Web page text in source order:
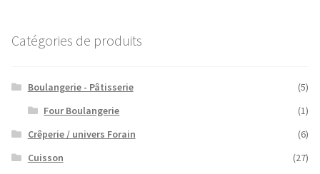
Catégories de produits
Boulangerie - Pâtisserie
(5)
Four Boulangerie
(1)
Crêperie / univers Forain
(6)
Cuisson
(27)